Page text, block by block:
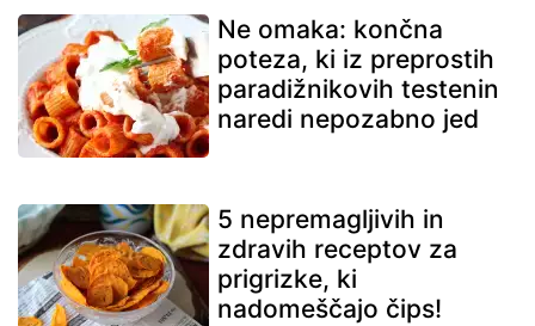
Ne omaka: končna
poteza, ki iz preprostih
paradižnikovih testenin
naredi nepozabno jed
5 nepremagljivih in
zdravih receptov za
prigrizke, ki
nadomeščajo čips!